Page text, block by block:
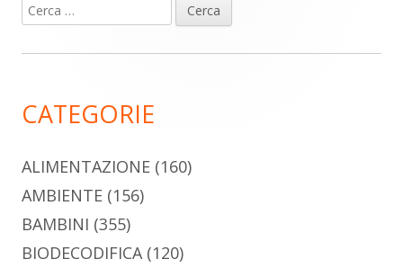
Barra
laterale
Ricerca
per:
CATEGORIE
ALIMENTAZIONE (160)
AMBIENTE (156)
BAMBINI (355)
BIODECODIFICA(120)